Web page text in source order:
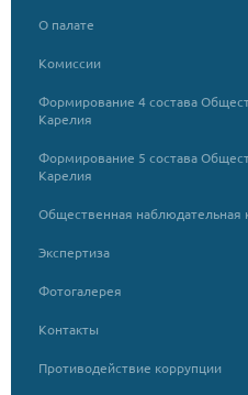
О палате
Комиссии
Формирование 4 состава
Карелия
Формирование 5 состава
Карелия
Общественная наблюдательная
Экспертиза
Фотогалерея
Контакты
Противодействие коррупции